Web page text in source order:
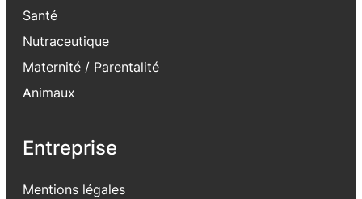
Santé
Nutraceutique
Maternité / Parentalité
Animaux
Entreprise
Mentions légales